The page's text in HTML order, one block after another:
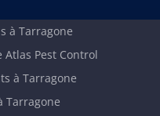
à Tarragone
Pest Control
à Tarragone
Tarragone